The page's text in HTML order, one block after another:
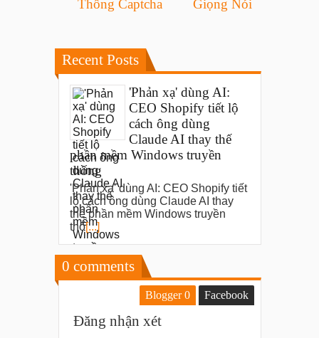
Thống Captcha
Giọng Nói
Recent Posts
'Phản xạ' dùng AI:
CEO Shopify tiết lộ
cách ông dùng
Claude AI thay thế
phần mềm Windows truyền
thống
'Phản xạ' dùng AI: CEO Shopify tiết
lộ cách ông dùng Claude AI thay
thế phần mềm Windows truyền
thố[...]
0 comments
Blogger0 Facebook
Đăng nhận xét